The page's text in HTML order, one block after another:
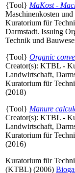
{Tool} MaKost -
Maschinenkosten
Kuratorium für
Darmstadt. Issuing
Technik und
{Tool} Organic
Creator(s): KTBL -
Landwirtschaft,
Kuratorium für
(2018)
{Tool} Manure
Creator(s): KTBL -
Landwirtschaft,
Kuratorium für
(2016)
Kuratorium für
(KTBL) (2006)